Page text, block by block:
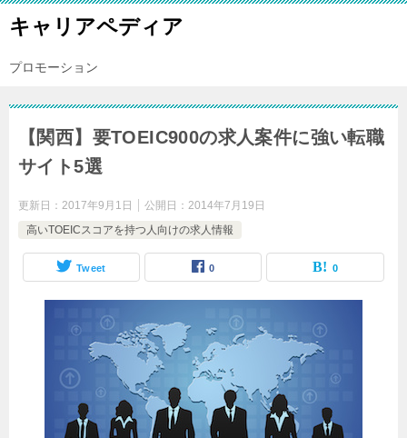
キャリアペディア
プロモーション
【関西】要TOEIC900の求人案件に強い転職
サイト5選
更新日： 2017年9月1日 公開日： 2014年7月19日
高いTOEICスコアを持つ人向けの求人情報
Tweet 0 0